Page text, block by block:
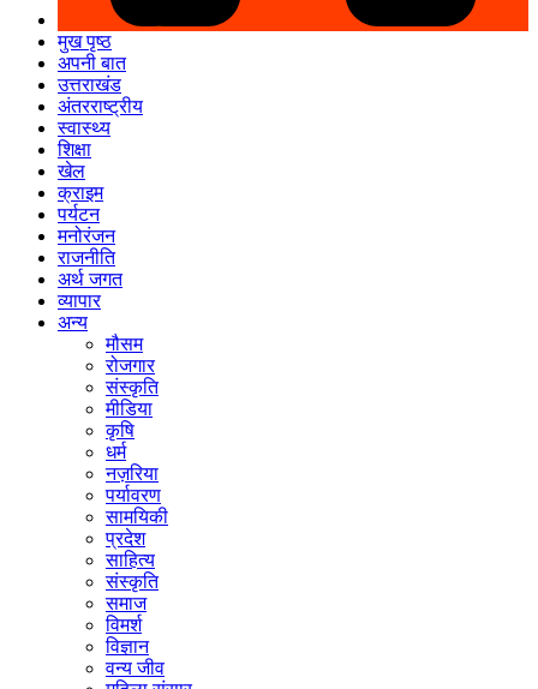
मुख पृष्ठ
अपनी बात
उत्तराखंड
अंतरराष्ट्रीय
स्वास्थ्य
शिक्षा
खेल
क्राइम
पर्यटन
मनोरंजन
राजनीति
अर्थ जगत
व्यापार
अन्य
मौसम
रोजगार
संस्कृति
मीडिया
कृषि
धर्म
नज़रिया
पर्यावरण
सामयिकी
प्रदेश
साहित्य
संस्कृति
समाज
विमर्श
विज्ञान
वन्य जीव